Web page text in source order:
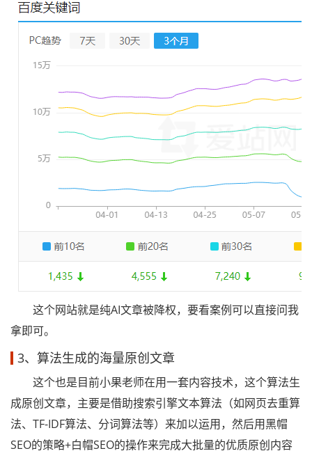
这个网站就是纯AI文章被降权，要看案例可以直接问我
拿即可。
3、算法生成的海量原创文章
这个也是目前小果老师在用一套内容技术，这个算法生
成原创文章，主要是借助搜索引擎文本算法（如网页去重算
法、TF-IDF算法、分词算法等）来加以运用，然后用黑帽
SEO的策略+白帽SEO的操作来完成大批量的优质原创内容